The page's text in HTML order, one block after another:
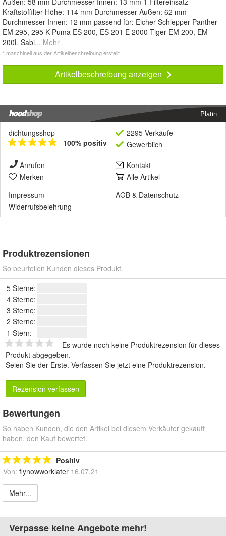
Kraftstoffilter Höhe: 114 mm Durchmesser Außen: 62 mm
Durchmesser Innen: 12 mm passend für: Eicher Schlepper Panther
EM 295, 295 K Puma ES 200, ES 201 E 2000 Tiger EM 200, EM
200L Sabi... Mehr
* maschinell aus der Artikelbeschreibung erstellt
Artikelbeschreibung anzeigen
Platin
dichtungsshop
100% positiv
2295 Verkäufe
Gewerblich
Anrufen
Kontakt
Merken
Alle Artikel
Impressum
AGB & Datenschutz
Widerrufsbelehrung
Produktrezensionen
So beurteilen Kunden dieses Produkt.
5 Sterne:
4 Sterne:
3 Sterne:
2 Sterne:
1 Stern:
Es wurde noch keine Produktrezension für dieses
Produkt abgegeben.
Seien Sie der Erste. Verfassen Sie jetzt eine Produktrezension.
Rezension verfassen
Bewertungen
So haben Kunden, die den Artikel bei diesem Verkäufer gekauft
haben, den Kauf bewertet.
Positiv
Von: flynowworklater 16.07.21
Mehr...
Verpasse keine Angebote mehr!